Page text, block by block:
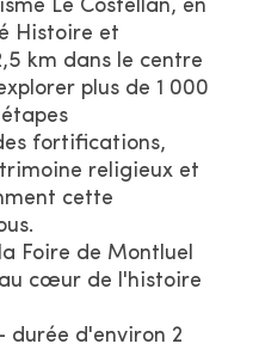
Le Costellan, en
Histoire et
km dans le centre
plus de 1 000
fortifications,
religieux et
cette
Foire de Montluel
cœur de l'histoire
durée d'environ 2